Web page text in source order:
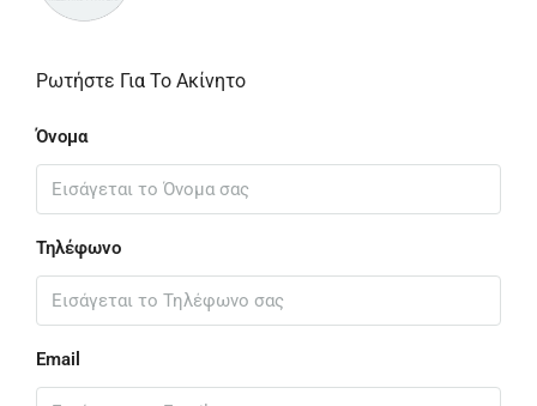
Ρωτήστε Για Το Ακίνητο
Όνομα
Τηλέφωνο
Email